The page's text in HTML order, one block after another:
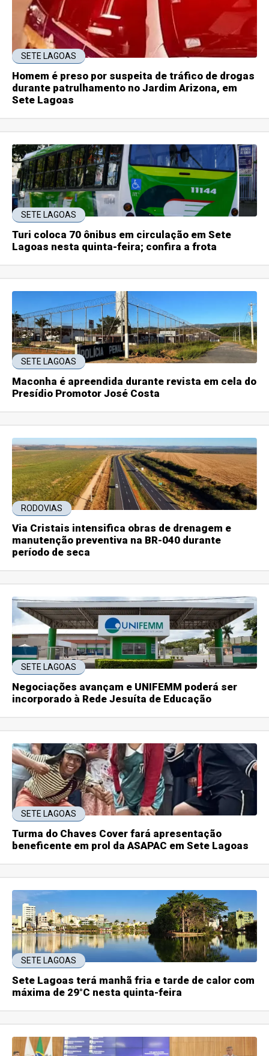
SETE LAGOAS
Homem é preso por suspeita de tráfico de drogas
durante patrulhamento no Jardim Arizona, em
Sete Lagoas
SETE LAGOAS
Turi coloca 70 ônibus em circulação em Sete
Lagoas nesta quinta-feira; confira a frota
SETE LAGOAS
Maconha é apreendida durante revista em cela do
Presídio Promotor José Costa
RODOVIAS
Via Cristais intensifica obras de drenagem e
manutenção preventiva na BR-040 durante
período de seca
SETE LAGOAS
Negociações avançam e UNIFEMM poderá ser
incorporado à Rede Jesuíta de Educação
SETE LAGOAS
Turma do Chaves Cover fará apresentação
beneficente em prol da ASAPAC em Sete Lagoas
SETE LAGOAS
Sete Lagoas terá manhã fria e tarde de calor com
máxima de 29°C nesta quinta-feira